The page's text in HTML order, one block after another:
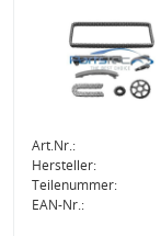
Art.Nr.:
Hersteller:
Teilenummer:
EAN-Nr.: